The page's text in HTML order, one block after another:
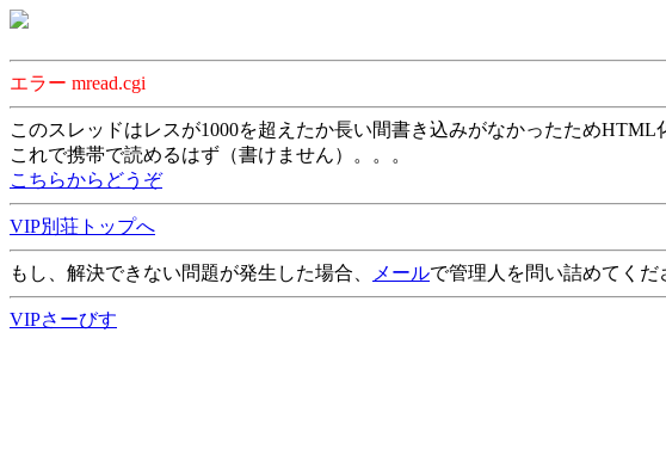
エラー mread.cgi
このスレッドはレスが1000を超えたか長い間書き込みがなかったため
これで携帯で読めるはず（書けません）。。。
こちらからどうぞ
VIP別荘トップへ
もし、解決できない問題が発生した場合、 メールで管理人を問い詰めてくだ
VIPさーびす